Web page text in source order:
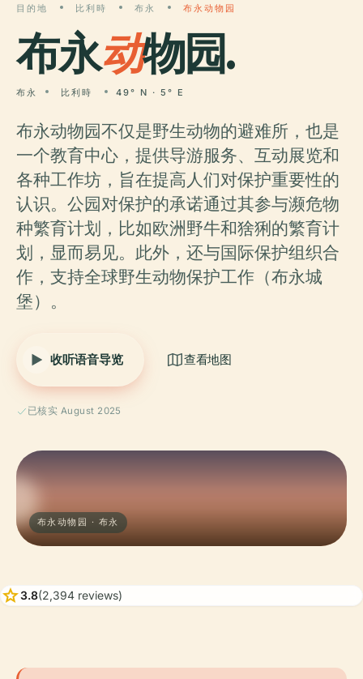
目的地 比利時 布永 布永动物园
布永动物园.
布永 比利時 49° N · 5° E
布永动物园不仅是野生动物的避难所，也是
一个教育中心，提供导游服务、互动展览和
各种工作坊，旨在提高人们对保护重要性的
认识。公园对保护的承诺通过其参与濒危物
种繁育计划，比如欧洲野牛和猞猁的繁育计
划，显而易见。此外，还与国际保护组织合
作，支持全球野生动物保护工作（布永城
堡）。
收听语音导览 查看地图
已核实 August 2025
布永动物园 · 布永
star3.8(2,394 reviews)